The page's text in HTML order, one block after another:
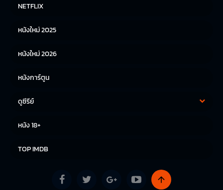
หนังญี่ปุ่น
NETFLIX
หนังใหม่ 2025
หนังใหม่ 2026
หนังการ์ตูน
ดูซีรีย์
หนัง 18+
TOP IMDB